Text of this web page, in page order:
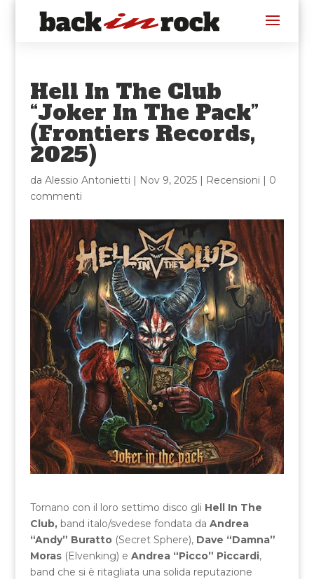
Hell In The Club
“Joker In The Pack”
(Frontiers Records,
2025)
da Alessio Antonietti | Nov 9, 2025| Recensioni | 0
commenti
Tornano con il loro settimo disco gli Hell In The
Club, band italo/svedese fondata da Andrea
“Andy” Buratto (Secret Sphere),Dave “Damna”
Moras(Elvenking) e Andrea “Picco” Piccardi,
band che si è ritagliata una solida reputazione